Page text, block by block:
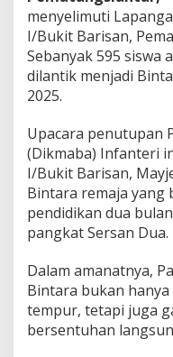
i
t
M
u
i
h
a
r
a
p
k
n
J
a
d
i
menyelimuti
I/Bukit Barisan,
Sebanyak 595 siswa
dilantik menjadi
2025.
Upacara penutupan
(Dikmaba) Infanteri
I/Bukit Barisan,
Bintara remaja yang
pendidikan dua
pangkat Sersan Dua.
Dalam amanatnya,
Bintara bukan
tempur, tetapi juga
bersentuhan